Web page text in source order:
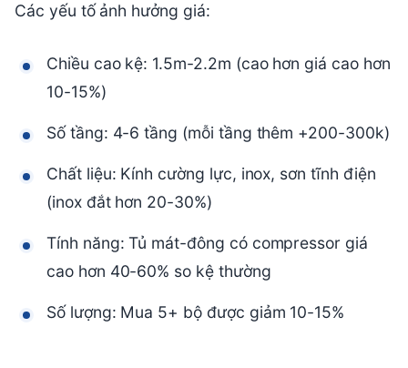
Các yếu tố ảnh hưởng giá:
Chiều cao kệ: 1.5m-2.2m (cao hơn giá cao hơn
10-15%)
Số tầng: 4-6 tầng (mỗi tầng thêm +200-300k)
Chất liệu: Kính cường lực, inox, sơn tĩnh điện
(inox đắt hơn 20-30%)
Tính năng: Tủ mát-đông có compressor giá
cao hơn 40-60% so kệ thường
Số lượng: Mua 5+ bộ được giảm 10-15%